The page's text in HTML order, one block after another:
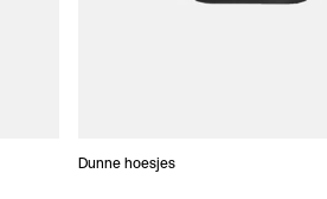
Dunne hoesjes